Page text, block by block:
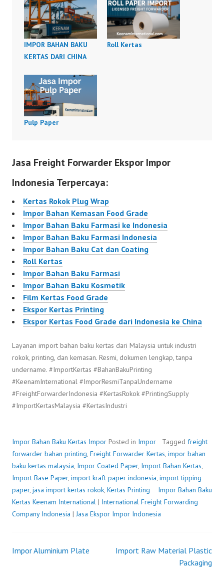
IMPOR BAHAN BAKU
KERTAS DARI CHINA
Roll Kertas
Pulp Paper
Jasa Freight Forwarder Ekspor Impor
Indonesia Terpercaya:
Kertas Rokok Plug Wrap
Impor Bahan Kemasan Food Grade
Impor Bahan Baku Farmasi ke Indonesia
Impor Bahan Baku Farmasi Indonesia
Impor Bahan Baku Cat dan Coating
Roll Kertas
Impor Bahan Baku Farmasi
Impor Bahan Baku Kosmetik
Film Kertas Food Grade
Ekspor Kertas Printing
Ekspor Kertas Food Grade dari Indonesia ke China
Layanan import bahan baku kertas dari Malaysia untuk industri
rokok, printing, dan kemasan. Resmi, dokumen lengkap, tanpa
undername. #ImportKertas #BahanBakuPrinting
#KeenamInternational #ImporResmiTanpaUndername
#FreightForwarderIndonesia #KertasRokok #PrintingSupply
#ImportKertasMalaysia #KertasIndustri
Impor Bahan Baku Kertas Impor Posted in Impor Tagged freight
forwarder bahan printing, Freight Forwarder Kertas, impor bahan
baku kertas malaysia, Impor Coated Paper, Import Bahan Kertas,
Import Base Paper, import kraft paper indonesia, import tipping
paper, jasa import kertas rokok, Kertas Printing
Impor Bahan Baku
Kertas P
o
e
b
y
e
Keenam International | International Freight Forwarding
Company Indonesia |Jasa Ekspor Impor Indonesia
Post
Impor Aluminium Plate
Import Raw Material Plastic
Packaging